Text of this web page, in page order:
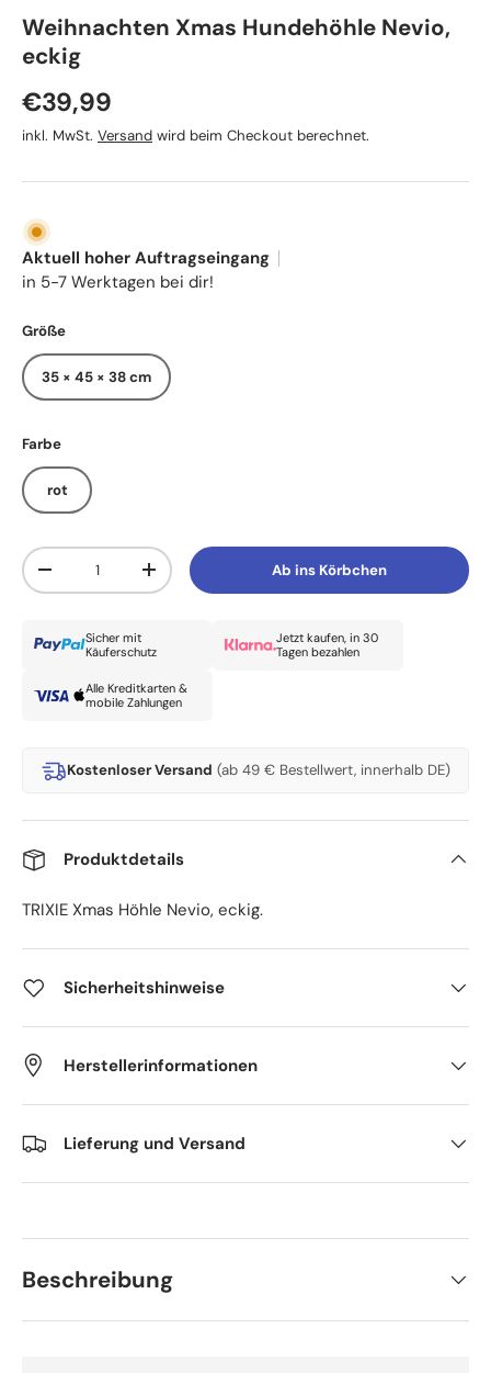
TRIXIE
Weihnachten Xmas Hundehöhle Nevio,
eckig
Normaler Preis
€39,99
inkl. MwSt. Versand wird beim Checkout berechnet.
Aktuell hoher Auftragseingang
in 5-7 Werktagen bei dir!
Größe
35 × 45 × 38 cm
Farbe
rot
Anzahl
Menge verringernMenge erhöhen Ab ins Körbchen
Sicher mit
Käuferschutz
Jetzt kaufen, in 30
Tagen bezahlen
Alle Kreditkarten &
mobile Zahlungen
Kostenloser Versand (ab 49 € Bestellwert, innerhalb DE)
Produktdetails
TRIXIE Xmas Höhle Nevio, eckig.
Sicherheitshinweise
Herstellerinformationen
Lieferung und Versand
Beschreibung